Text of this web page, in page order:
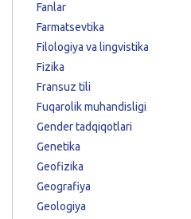
Fanlar
Farmatsevtika
Filologiya va lingvistika
Fizika
Fransuz tili
Fuqarolik muhandisligi
Gender tadqiqotlari
Genetika
Geofizika
Geografiya
Geologiya